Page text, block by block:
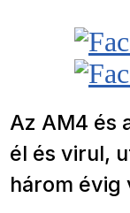
Az AM4 és
él és virul,
három évig